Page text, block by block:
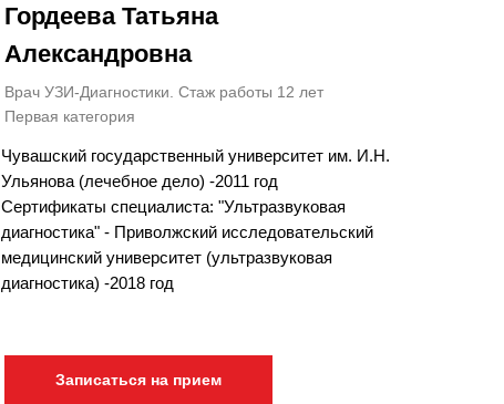
Записаться на прием
Чувашский государственный университет им. И.Н.
Ульянова (лечебное дело) -2011 год
Сертификаты специалиста: "Ультразвуковая
диагностика" - Приволжский исследовательский
медицинский университет (ультразвуковая
диагностика) -2018 год
Врач УЗИ-Диагностики. Стаж работы 12 лет
Первая категория
Гордеева Татьяна
Александровна